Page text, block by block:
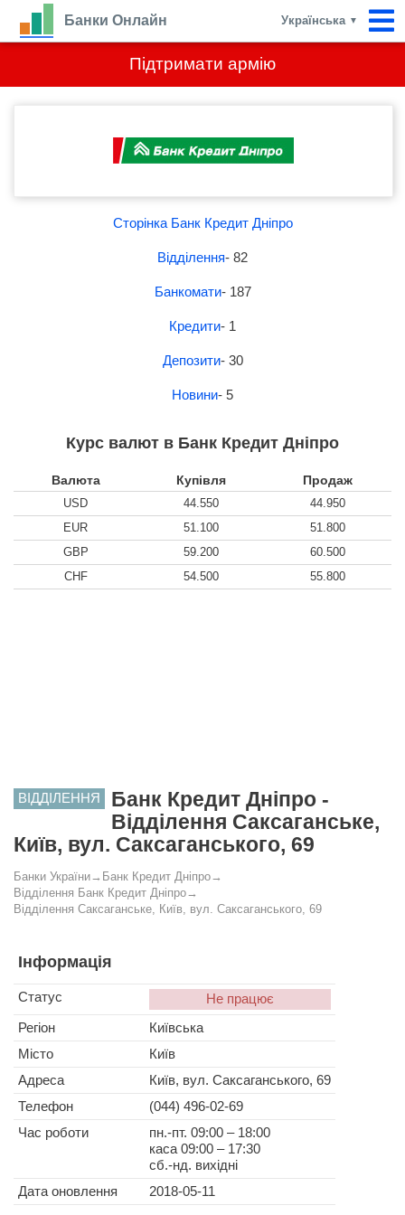
Підтримати армію
Банки Онлайн Українська ▼
Сторінка Банк Кредит Дніпро
Відділення- 82
Банкомати- 187
Кредити- 1
Депозити- 30
Новини- 5
Курс валют в Банк Кредит Дніпро
Валюта Купівля Продаж
USD 44.550
44.950
EUR
51.100
51.800
GBP
59.200
60.500
CHF
54.500 55.800
ВІДДІЛЕННЯ
Банк Кредит Дніпро -
Відділення Саксаганське,
Київ, вул. Саксаганського, 69
Банки України→ Банк Кредит Дніпро→
Відділення Банк Кредит Дніпро→
Відділення Саксаганське, Київ, вул. Саксаганського, 69
Інформація
Статус
Не працює
Регіон
Київська
Місто
Київ
Адреса
Київ, вул. Саксаганського, 69
Телефон
(044) 496-02-69
Час роботи
пн.-пт. 09:00 – 18:00
каса 09:00 – 17:30
сб.-нд. вихідні
Дата оновлення
2018-05-11